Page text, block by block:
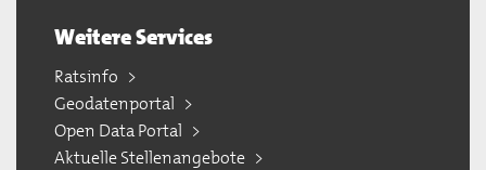
Weitere Services
Ratsinfo
Geodatenportal
Open Data Portal
Aktuelle Stellenangebote